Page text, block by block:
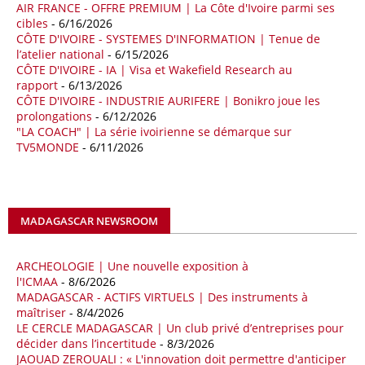
18/04/26 ALGERIE - BP
La multinationale BP signe son retour en Algérie où un permis de
prospection d’hydrocarbures dans le bassin oriental lui a été attribué
par l’Agence nationale pour la valorisation des ressources en
hydrocarbures (ALNAFT). L’information rendue publique mercredi 15
avril par l’institution, intervient dans le cadre de sa politique de relance
de l’exploration. Le périmètre concerné se situe dans une zone de
l’est du pays jugée peu explorée malgré son potentiel. BP pourra y
lancer ses premières opérations de prospection sur le terrain portant
18/04/26 OUGANDA - CITIBANK
américaine Citibank pour arranger la mobilisation des financements
nécessaires à la construction du chemin de fer à écartement standard
(SGR) qui devrait relier la capitale Kampala à la frontière avec le
Kenya, pour un investissement de 2,7 milliards d'euros (3,19 milliards
de dollars). Selon le secrétaire permanent au ministère ougandais des
Finances, Ramathan Ggoobi, lors d’une rencontre entre les ministres
des Finances de l'Ouganda, du Kenya et du Rwanda tenue à
AIR FRANCE - OFFRE PREMIUM | La Côte d'Ivoire parmi ses
cibles - 6/16/2026
CÔTE D'IVOIRE - SYSTEMES D'INFORMATION | Tenue de
l’atelier national - 6/15/2026
CÔTE D'IVOIRE - IA | Visa et Wakefield Research au
rapport - 6/13/2026
CÔTE D'IVOIRE - INDUSTRIE AURIFERE | Bonikro joue les
prolongations - 6/12/2026
"LA COACH" | La série ivoirienne se démarque sur
TV5MONDE - 6/11/2026
MADAGASCAR NEWSROOM
ARCHEOLOGIE | Une nouvelle exposition à
l'ICMAA - 8/6/2026
MADAGASCAR - ACTIFS VIRTUELS | Des instruments à
maîtriser - 8/4/2026
LE CERCLE MADAGASCAR | Un club privé d’entreprises pour
décider dans l’incertitude - 8/3/2026
JAOUAD ZEROUALI : « L'innovation doit permettre d'anticiper